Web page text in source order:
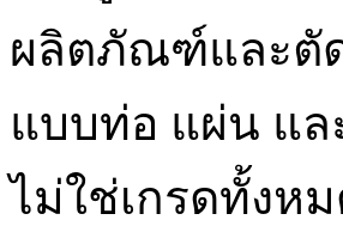
ผลิตภัณฑ์และตัด
แบบท่อ แผ่น แล
ไม่ใช่เกรดทั้งห